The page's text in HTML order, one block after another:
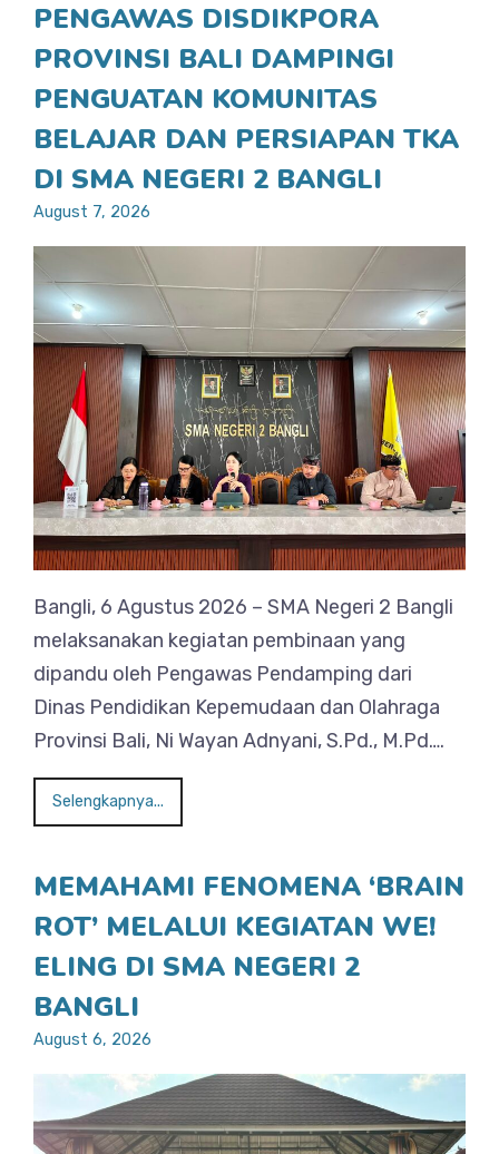
PENGAWAS DISDIKPORA
PROVINSI BALI DAMPINGI
PENGUATAN KOMUNITAS
BELAJAR DAN PERSIAPAN TKA
DI SMA NEGERI 2 BANGLI
August 7, 2026
Bangli, 6 Agustus 2026 – SMA Negeri 2 Bangli
melaksanakan kegiatan pembinaan yang
dipandu oleh Pengawas Pendamping dari
Dinas Pendidikan Kepemudaan dan Olahraga
Provinsi Bali, Ni Wayan Adnyani, S.Pd., M.Pd….
Selengkapnya...
MEMAHAMI FENOMENA ‘BRAIN
ROT’ MELALUI KEGIATAN WE!
ELING DI SMA NEGERI 2
BANGLI
August 6, 2026